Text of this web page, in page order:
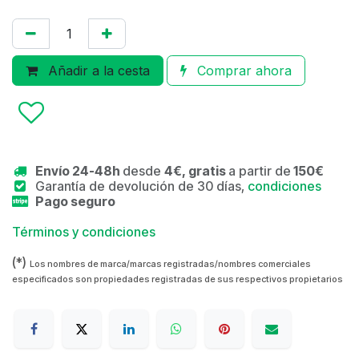
Añadir a la cesta Comprar ahora
Envío 24-48h desde 4€, gratis a partir de 150€
Garantía de devolución de 30 días, condiciones
Pago seguro
Términos y condiciones
(*) Los nombres de marca/marcas registradas/nombres comerciales
especificados son propiedades registradas de sus respectivos propietarios